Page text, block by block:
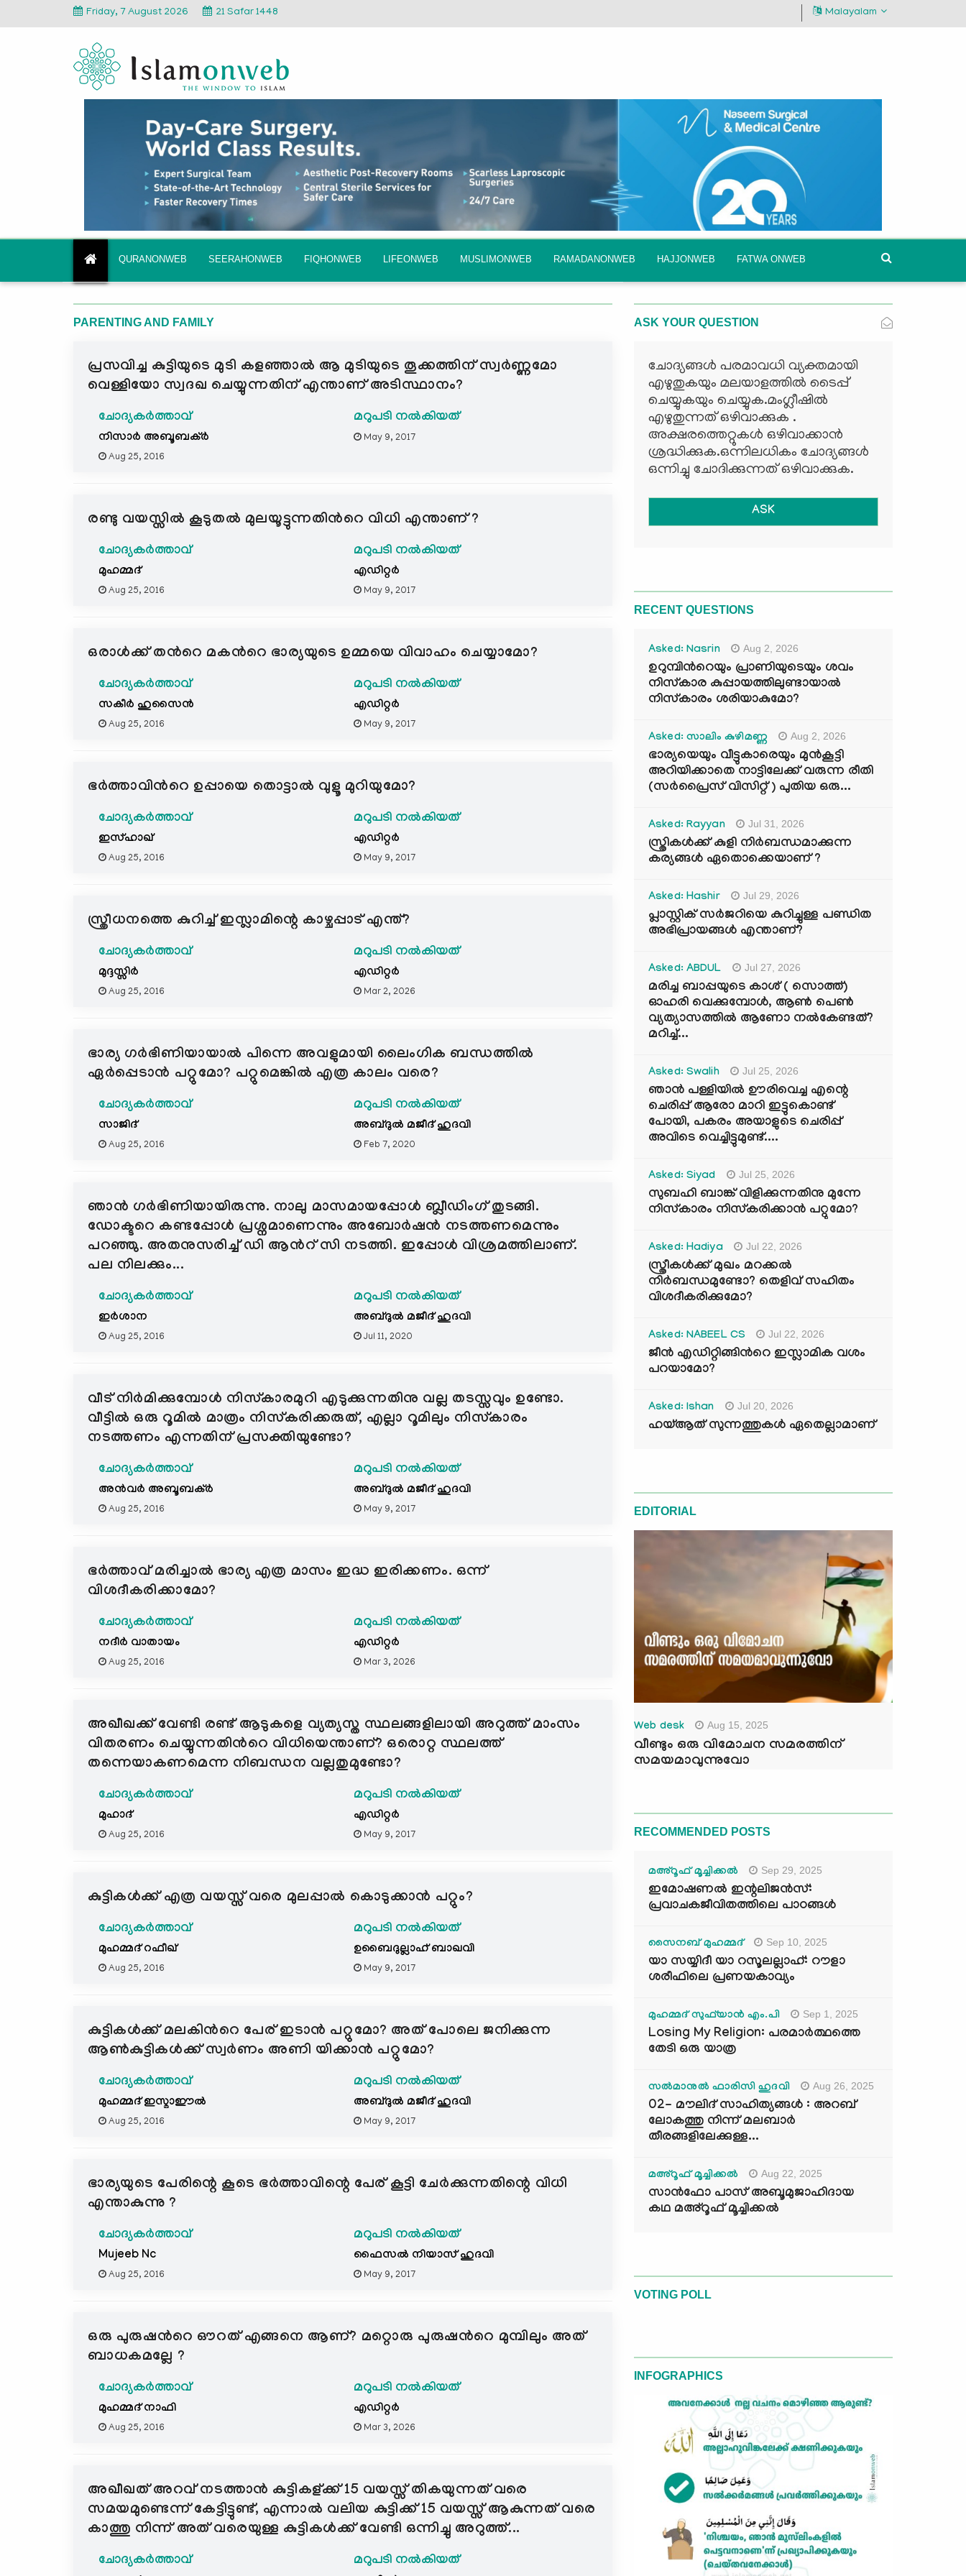
Friday, 7 August 2026 21 Safar 1448 Malayalam
QURANONWEB SEERAHONWEB FIQHONWEB LIFEONWEB MUSLIMONWEB RAMADANONWEB HAJJONWEB FATWA ONWEB
PARENTING AND FAMILY
പ്രസവിച്ച കുട്ടിയുടെ മുടി കളഞ്ഞാൽ ആ മുടിയുടെ തൂക്കത്തിന് സ്വര്‍ണ്ണമോ
വെള്ളിയോ സ്വദഖ ചെയ്യുന്നതിന് എന്താണ് അടിസ്ഥാനം?
ചോദ്യകർത്താവ്
നിസാര്‍ അബൂബക്ര്‍
Aug 25, 2016
മറുപടി നൽകിയത്
May 9, 2017
രണ്ടു വയസ്സില്‍ കൂടുതല്‍ മുലയൂട്ടുന്നതിന്‍റെ വിധി എന്താണ് ?
ചോദ്യകർത്താവ്
മുഹമ്മദ്
Aug 25, 2016
മറുപടി നൽകിയത്
എഡിറ്റര്‍
May 9, 2017
ഒരാള്‍ക്ക് തന്‍റെ മകന്‍റെ ഭാര്യയുടെ ഉമ്മയെ വിവാഹം ചെയ്യാമോ?
ചോദ്യകർത്താവ്
സകീര്‍ ഹുസൈന്‍
Aug 25, 2016
മറുപടി നൽകിയത്
എഡിറ്റര്‍
May 9, 2017
ഭർത്താവിന്‍റെ ഉപ്പായെ തൊട്ടാൽ വുളൂ മുറിയുമോ?
ചോദ്യകർത്താവ്
ഇസ്ഹാഖ്
Aug 25, 2016
മറുപടി നൽകിയത്
എഡിറ്റര്‍
May 9, 2017
സ്ത്രീധനത്തെ കുറിച്ച് ഇസ്ലാമിന്റെ കാഴ്ചപ്പാട് എന്ത്?
ചോദ്യകർത്താവ്
മുദ്ദസ്സിര്‍
Aug 25, 2016
മറുപടി നൽകിയത്
എഡിറ്റര്‍
Mar 2, 2026
ഭാര്യ ഗര്‍ഭിണിയായാല്‍ പിന്നെ അവളുമായി ലൈംഗിക ബന്ധത്തില്‍
ഏര്‍പ്പെടാന്‍ പറ്റുമോ? പറ്റുമെങ്കില്‍ എത്ര കാലം വരെ?
ചോദ്യകർത്താവ്
സാജിദ്
Aug 25, 2016
മറുപടി നൽകിയത്
അബ്ദുല്‍ മജീദ് ഹുദവി
Feb 7, 2020
ഞാന്‍ ഗര്‍ഭിണിയായിരുന്നു. നാലു മാസമായപ്പോള്‍ ബ്ലീഡിംഗ് തുടങ്ങി.
ഡോക്ടറെ കണ്ടപ്പോള്‍ പ്രശ്നമാണെന്നും അബോര്‍ഷന്‍ നടത്തണമെന്നും
പറഞ്ഞു. അതനുസരിച്ച് ഡി ആന്‍റ് സി നടത്തി. ഇപ്പോള്‍ വിശ്രമത്തിലാണ്.
പല നിലക്കും...
ചോദ്യകർത്താവ്
ഇര്‍ശാന
Aug 25, 2016
മറുപടി നൽകിയത്
അബ്ദുല്‍ മജീദ് ഹുദവി
Jul 11, 2020
വീട് നിര്‍മിക്കുമ്പോള്‍ നിസ്കാരമുറി എടുക്കുന്നതിനു വല്ല തടസ്സവും ഉണ്ടോ.
വീട്ടില്‍ ഒരു റൂമില്‍ മാത്രം നിസ്കരിക്കരുത്, എല്ലാ റൂമിലും നിസ്കാരം
നടത്തണം എന്നതിന് പ്രസക്തിയുണ്ടോ?
ചോദ്യകർത്താവ്
അന്‍വര്‍ അബൂബക്ര്‍
Aug 25, 2016
മറുപടി നൽകിയത്
അബ്ദുല്‍ മജീദ് ഹുദവി
May 9, 2017
ഭര്‍ത്താവ് മരിച്ചാല്‍ ഭാര്യ എത്ര മാസം ഇദ്ധ ഇരിക്കണം. ഒന്ന്
വിശദീകരിക്കാമോ?
ചോദ്യകർത്താവ്
നദീര്‍ വാതായം
Aug 25, 2016
മറുപടി നൽകിയത്
എഡിറ്റര്‍
Mar 3, 2026
അഖീഖക്ക് വേണ്ടി രണ്ട് ആടുകളെ വ്യത്യസ്ത സ്ഥലങ്ങളിലായി അറുത്ത് മാംസം
വിതരണം ചെയ്യുന്നതിന്‍റെ വിധിയെന്താണ്? ഒരൊറ്റ സ്ഥലത്ത്
തന്നെയാകണമെന്ന നിബന്ധന വല്ലതുമുണ്ടോ?
ചോദ്യകർത്താവ്
മുഹാദ്
Aug 25, 2016
മറുപടി നൽകിയത്
എഡിറ്റര്‍
May 9, 2017
കുട്ടികള്‍ക്ക് എത്ര വയസ്സ് വരെ മുലപ്പാല്‍ കൊടുക്കാന്‍ പറ്റും?
ചോദ്യകർത്താവ്
മുഹമ്മദ് റഫീഖ്
Aug 25, 2016
മറുപടി നൽകിയത്
ഉബൈദുല്ലാഹ് ബാഖവി
May 9, 2017
കുട്ടികള്‍ക്ക് മലകിന്‍റെ പേര് ഇടാന്‍ പറ്റുമോ? അത് പോലെ ജനിക്കുന്ന
ആണ്‍കുട്ടികള്‍ക്ക് സ്വര്‍ണം അണി യിക്കാന്‍ പറ്റുമോ?
ചോദ്യകർത്താവ്
മുഹമ്മദ് ഇസ്മാഈല്‍
Aug 25, 2016
മറുപടി നൽകിയത്
അബ്ദുല്‍ മജീദ് ഹുദവി
May 9, 2017
ഭാര്യയുടെ പേരിന്റെ കൂടെ ഭര്‍ത്താവിന്റെ പേര് കൂട്ടി ചേര്‍ക്കുന്നതിന്റെ വിധി
എന്താകുന്നു ?
ചോദ്യകർത്താവ്
Mujeeb Nc
Aug 25, 2016
മറുപടി നൽകിയത്
ഫൈസല്‍ നിയാസ്‌ ഹുദവി
May 9, 2017
ഒരു പുരുഷന്‍റെ ഔറത് എങ്ങനെ ആണ്? മറ്റൊരു പുരുഷന്‍റെ മുമ്പിലും അത്
ബാധകമല്ലേ ?
ചോദ്യകർത്താവ്
മുഹമ്മദ് നാഫി
Aug 25, 2016
മറുപടി നൽകിയത്
എഡിറ്റര്‍
Mar 3, 2026
അഖീഖത് അറവ് നടത്താന്‍ കുട്ടികള്ക്ക് 15 വയസ്സ്‌ തികയുന്നത് വരെ
സമയമുണ്ടെന്ന് കേട്ടിട്ടുണ്ട്, എന്നാല്‍ വലിയ കുട്ടിക്ക് 15 വയസ്സ് ആകുന്നത് വരെ
കാത്തു നിന്ന് അത് വരെയുള്ള കുട്ടികള്‍ക്ക് വേണ്ടി ഒന്നിച്ചു അറുത്ത്‌...
ചോദ്യകർത്താവ് മറുപടി നൽകിയത്
ASK YOUR QUESTION
ചോദ്യങ്ങള്‍ പരമാവധി വ്യക്തമായി
എഴുതുകയും മലയാളത്തില്‍ ടൈപ്പ്
ചെയ്യുകയും ചെയ്യുക.മംഗ്ലീഷില്‍
എഴുതുന്നത് ഒഴിവാക്കുക .
അക്ഷരത്തെറ്റുകള്‍ ഒഴിവാക്കാന്‍
ശ്രദ്ധിക്കുക.ഒന്നിലധികം ചോദ്യങ്ങള്‍
ഒന്നിച്ചു ചോദിക്കുന്നത് ഒഴിവാക്കുക.
ASK
RECENT QUESTIONS
Asked: Nasrin Aug 2, 2026
ഉറുമ്പിന്‍റെയും പ്രാണിയുടെയും ശവം
നിസ്കാര കുപ്പായത്തിലുണ്ടായാൽ
നിസ്കാരം ശരിയാകുമോ?
Asked: സാലിം കുഴിമണ്ണ Aug 2, 2026
ഭാര്യയെയും വീട്ടുകാരെയും മുൻകൂട്ടി
അറിയിക്കാതെ നാട്ടിലേക്ക് വരുന്ന രീതി
(സർപ്രൈസ് വിസിറ്റ് ) പുതിയ ഒരു...
Asked: Rayyan Jul 31, 2026
സ്ത്രികൾക്ക് കുളി നിർബന്ധമാക്കുന്ന
കര്യങ്ങൾ ഏതൊക്കെയാണ് ?
Asked: Hashir Jul 29, 2026
പ്ലാസ്റ്റിക് സർജറിയെ കുറിച്ചുള്ള പണ്ഡിത
അഭിപ്രായങ്ങൾ എന്താണ്?
Asked: ABDUL Jul 27, 2026
മരിച്ച ബാപ്പയുടെ കാശ് ( സൊത്ത്)
ഓഹരി വെക്കുമ്പോൾ, ആണ്‍ പെണ്‍
വ്യത്യാസത്തില്‍ ആണോ നല്‍കേണ്ടത്?
മറിച്ച്...
Asked: Swalih Jul 25, 2026
ഞാൻ പള്ളിയിൽ ഊരിവെച്ച എന്റെ
ചെരിപ്പ് ആരോ മാറി ഇട്ടുകൊണ്ട്
പോയി, പകരം അയാളുടെ ചെരിപ്പ്
അവിടെ വെച്ചിട്ടുമുണ്ട്....
Asked: Siyad Jul 25, 2026
സുബഹി ബാങ്ക് വിളിക്കുന്നതിനു മുന്നേ
നിസ്കാരം നിസ്കരിക്കാൻ പറ്റുമോ?
Asked: Hadiya Jul 22, 2026
സ്ത്രീകൾക്ക് മുഖം മറക്കൽ
നിർബന്ധമുണ്ടോ? തെളിവ് സഹിതം
വിശദീകരിക്കുമോ?
Asked: NABEEL CS Jul 22, 2026
ജീൻ എഡിറ്റിങ്ങിന്‍റെ ഇസ്ലാമിക വശം
പറയാമോ?
Asked: Ishan Jul 20, 2026
ഹയ്ആത് സുന്നത്തുകൾ ഏതെല്ലാമാണ്
EDITORIAL
Web desk Aug 15, 2025
വീണ്ടും ഒരു വിമോചന സമരത്തിന്
സമയമാവുന്നുവോ
RECOMMENDED POSTS
മഅ്റൂഫ് മൂച്ചിക്കല്‍ Sep 29, 2025
ഇമോഷണൽ ഇന്റലിജൻസ്:
പ്രവാചകജീവിതത്തിലെ പാഠങ്ങൾ
സൈനബ് മുഹമ്മദ് Sep 10, 2025
യാ സയ്യിദീ യാ റസൂലല്ലാഹ്: റൗളാ
ശരീഫിലെ പ്രണയകാവ്യം
മുഹമ്മദ് സുഫ്‌യാൻ എം.പി Sep 1, 2025
Losing My Religion: പരമാർത്ഥത്തെ
തേടി ഒരു യാത്ര
സൽമാനുൽ ഫാരിസി ഹുദവി Aug 26, 2025
02- മൗലിദ് സാഹിത്യങ്ങൾ : അറബ്
ലോകത്തു നിന്ന് മലബാർ
തീരങ്ങളിലേക്കുള്ള...
മഅ്റൂഫ് മൂച്ചിക്കല്‍ Aug 22, 2025
സാൻഫോ പാസ് അബൂമുജാഹിദായ
കഥ മഅ്റൂഫ് മൂച്ചിക്കല്‍
VOTING POLL
INFOGRAPHICS